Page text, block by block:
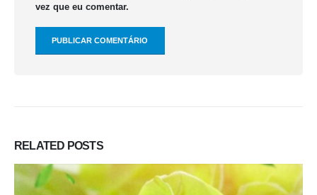
vez que eu comentar.
RELATED POSTS